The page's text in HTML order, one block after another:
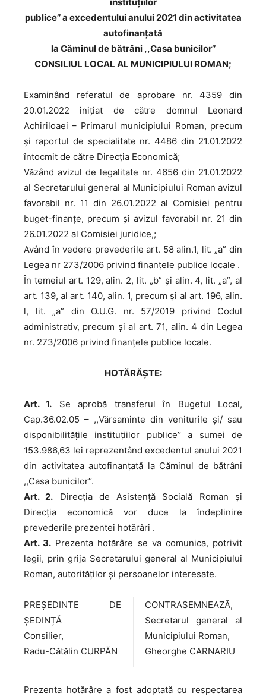
publice’’ a excedentului anului 2021 din activitatea
autofinanțată
la Căminul de bătrâni ,,Casa bunicilor’’
CONSILIUL LOCAL AL MUNICIPIULUI ROMAN;
Examinând referatul de aprobare nr. 4359 din
20.01.2022 inițiat de către domnul Leonard
Achiriloaei – Primarul municipiului Roman, precum
și raportul de specialitate nr. 4486 din 21.01.2022
întocmit de către Direcţia Economică;
Văzând avizul de legalitate nr. 4656 din 21.01.2022
al Secretarului general al Municipiului Roman avizul
favorabil nr. 11 din 26.01.2022 al Comisiei pentru
buget-finanţe, precum şi avizul favorabil nr. 21 din
26.01.2022 al Comisiei juridice,;
Având în vedere prevederile art. 58 alin.1, lit. „a” din
Legea nr 273/2006 privind finanțele publice locale .
În temeiul art. 129, alin. 2, lit. „b” și alin. 4, lit. „a”, al
art. 139, al art. 140, alin. 1, precum şi al art. 196, alin.
l, lit. „a” din O.U.G. nr. 57/2019 privind Codul
administrativ, precum și al art. 71, alin. 4 din Legea
nr. 273/2006 privind finanțele publice locale.
HOTĂRĂŞTE:
Art. 1. Se aprobă transferul în Bugetul Local,
Cap.36.02.05 – ,,Vărsaminte din veniturile și/ sau
disponibilitățile instituțiilor publice’’ a sumei de
153.986,63 lei reprezentând excedentul anului 2021
din activitatea autofinanțată la Căminul de bătrâni
,,Casa bunicilor’’.
Art. 2. Direcția de Asistență Socială Roman și
Direcția economică vor duce la îndeplinire
prevederile prezentei hotărâri .
Art. 3. Prezenta hotărâre se va comunica, potrivit
legii, prin grija Secretarului general al Municipiului
Roman, autorităţilor şi persoanelor interesate.
PREȘEDINTE DE
ȘEDINȚĂ
Consilier,
Radu-Cătălin CURPĂN
CONTRASEMNEAZĂ,
Secretarul general al
Municipiului Roman,
Gheorghe CARNARIU
Prezenta hotărâre a fost adoptată cu respectarea